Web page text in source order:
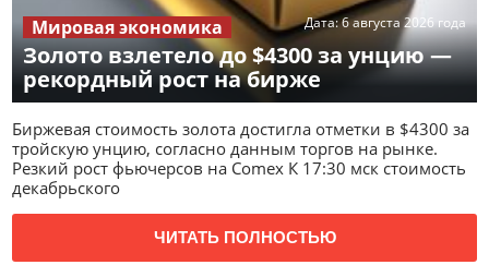
Золото взлетело до $4300 за унцию —
рекордный рост на бирже
Дата:6 августа 2026 года
Мировая экономика
Биржевая стоимость золота достигла отметки в $4300 за
тройскую унцию, согласно данным торгов на рынке.
Резкий рост фьючерсов на Comex К 17:30 мск стоимость
декабрьского
ЧИТАТЬ ПОЛНОСТЬЮ